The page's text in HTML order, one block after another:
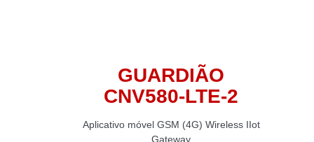
GUARDIÃO
CNV580-LTE-2
Aplicativo móvel GSM (4G) Wireless IIot
Gateway